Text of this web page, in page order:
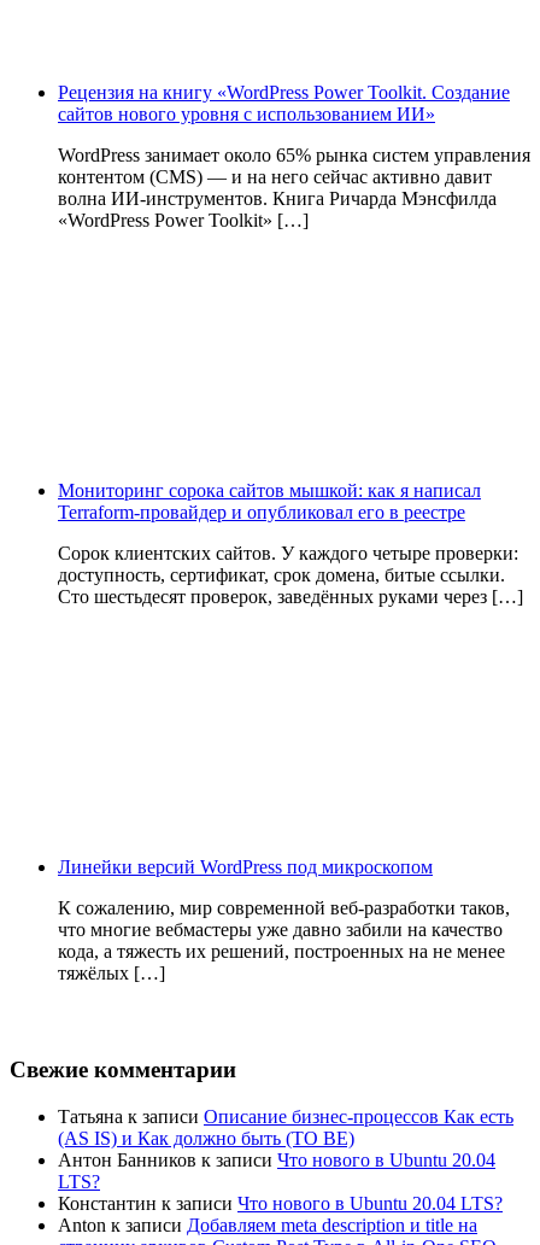
Рецензия на книгу «WordPress Power Toolkit. Создание
сайтов нового уровня с использованием ИИ»
WordPress занимает около 65% рынка систем управления
контентом (CMS) — и на него сейчас активно давит
волна ИИ‑инструментов. Книга Ричарда Мэнсфилда
«WordPress Power Toolkit» […]
Мониторинг сорока сайтов мышкой: как я написал
Terraform-провайдер и опубликовал его в реестре
Сорок клиентских сайтов. У каждого четыре проверки:
доступность, сертификат, срок домена, битые ссылки.
Сто шестьдесят проверок, заведённых руками через […]
Линейки версий WordPress под микроскопом
К сожалению, мир современной веб-разработки таков,
что многие вебмастеры уже давно забили на качество
кода, а тяжесть их решений, построенных на не менее
тяжёлых […]
Свежие комментарии
Татьяна к записи Описание бизнес-процессов Как есть
(AS IS) и Как должно быть (TO BE)
Антон Банников к записи Что нового в Ubuntu 20.04
LTS?
Константин к записи Что нового в Ubuntu 20.04 LTS?
Anton к записи Добавляем meta description и title на